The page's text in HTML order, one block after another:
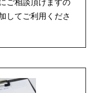
ご相談頂けますの
してご利用くださ